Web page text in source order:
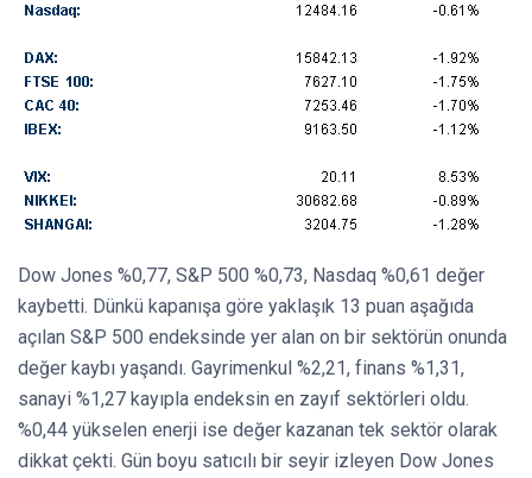
Dow Jones %0,77, S&P 500 %0,73, Nasdaq %0,61 değer
kaybetti. Dünkü kapanışa göre yaklaşık 13 puan aşağıda
açılan S&P 500 endeksinde yer alan on bir sektörün onunda
değer kaybı yaşandı. Gayrimenkul %2,21, finans %1,31,
sanayi %1,27 kayıpla endeksin en zayıf sektörleri oldu.
%0,44 yükselen enerji ise değer kazanan tek sektör olarak
dikkat çekti. Gün boyu satıcılı bir seyir izleyen Dow Jones